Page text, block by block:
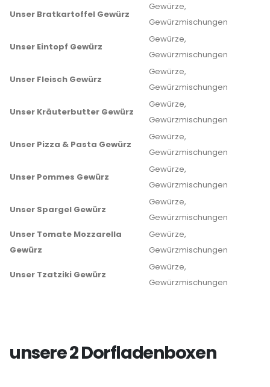
Unser Bratkartoffel Gewürz
Gewürze,
Gewürzmischungen
Unser Eintopf Gewürz
Gewürze,
Gewürzmischungen
Unser Fleisch Gewürz
Gewürze,
Gewürzmischungen
Unser Kräuterbutter Gewürz
Gewürze,
Gewürzmischungen
Unser Pizza & Pasta Gewürz
Gewürze,
Gewürzmischungen
Unser Pommes Gewürz
Gewürze,
Gewürzmischungen
Unser Spargel Gewürz
Gewürze,
Gewürzmischungen
Unser Tomate Mozzarella
Gewürz
Gewürze,
Gewürzmischungen
Unser Tzatziki Gewürz
Gewürze,
Gewürzmischungen
unsere 2 Dorfladenboxen